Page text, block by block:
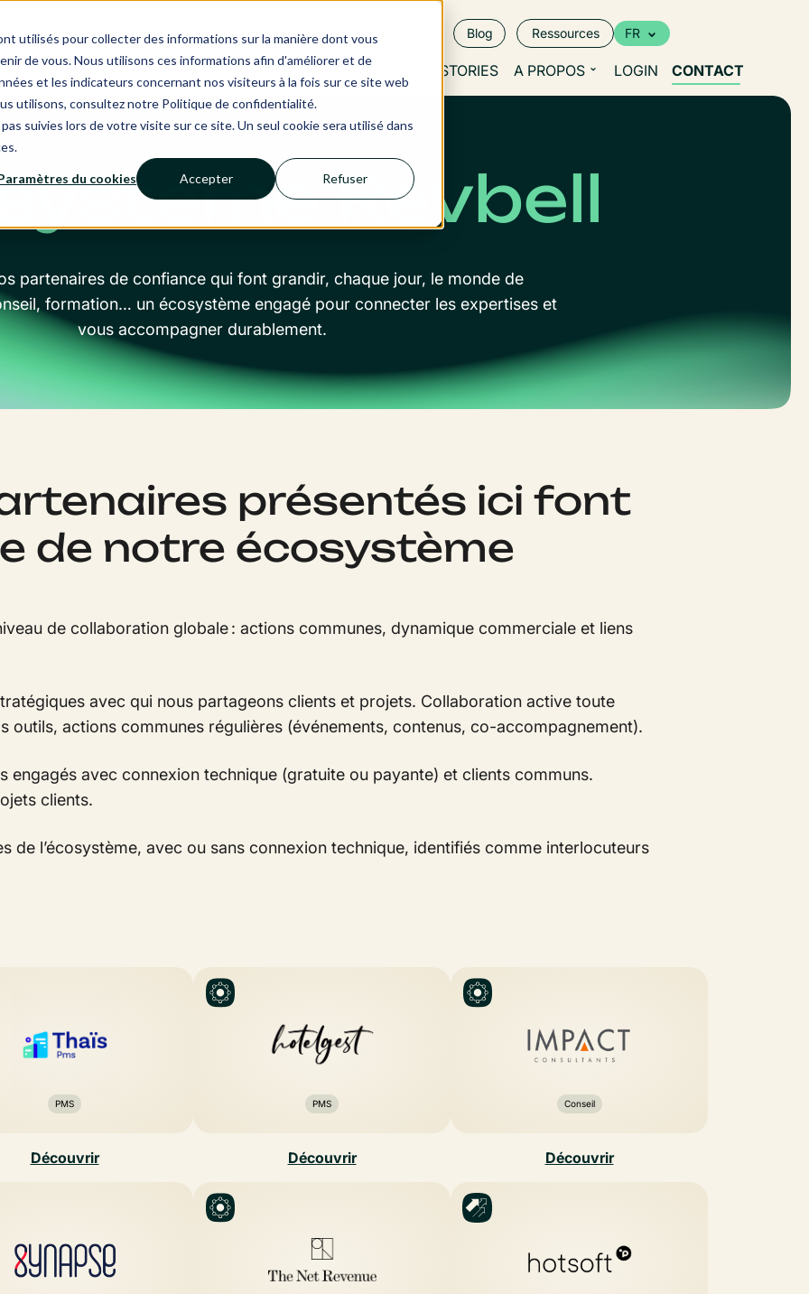
utilisés pour collecter des informations sur la manière dont vous
de vous. Nous utilisons ces informations afin d'améliorer et de
et les indicateurs concernant nos visiteurs à la fois sur ce site web
utilisons, consultez notre Politique de confidentialité.
suivies lors de votre visite sur ce site. Un seul cookie sera utilisé dans
du cookies Accepter Refuser
Revenue Makers Day Ecosystème Blog Ressources FR
RMS IA NANCIE SERVICES SECTEURS STORIES A PROPOS LOGIN CONTACT
Revbell
partenaires de confiance qui font grandir, chaque jour, le monde de
formation… un écosystème engagé pour connecter les expertises et
vous accompagner durablement.
présentés ici font
de notre écosystème
de collaboration globale : actions communes, dynamique commerciale et liens
avec qui nous partageons clients et projets. Collaboration active toute
outils, actions communes régulières (événements, contenus, co-accompagnement).
engagés avec connexion technique (gratuite ou payante) et clients communs.
clients.
de l’écosystème, avec ou sans connexion technique, identifiés comme interlocuteurs
PMS
Découvrir
PMS
Découvrir
Conseil
Découvrir